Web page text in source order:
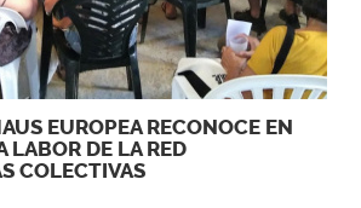
EUROPEA RECONOCE EN
LABOR DE LA RED
COLECTIVAS